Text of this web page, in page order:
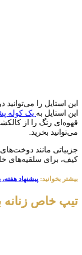
این استایل را
این استایل به یک کوله
قهوه‌ای رنگ را از
می‌توانید بخرید.
جزییاتی مانند
کیف، برای
بیشتر بخوانید: پیشنهاد
تیپ خاص زنانه